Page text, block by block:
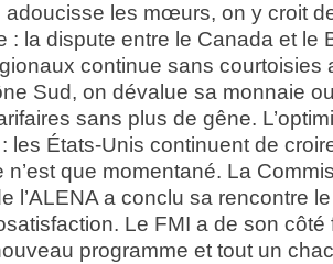
adoucisse les mœurs, on y croit
: la dispute entre le Canada et le
continue sans courtoisies
Sud, on dévalue sa monnaie
sans plus de gêne.
les États-Unis continuent de
n’est que momentané. La
l’ALENA a conclu sa rencontre
Le FMI a de son côté
programme et tout un